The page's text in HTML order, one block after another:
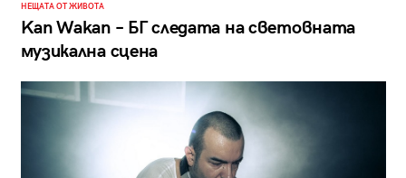
НЕЩАТА ОТ ЖИВОТА
Kan Wakan – БГ следата на световната
музикална сцена